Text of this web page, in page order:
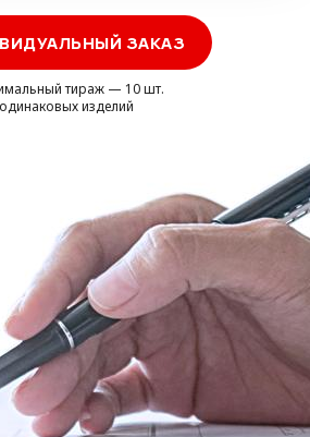
ЗАКАЗ
тираж — 10 шт.
одинаковых изделий